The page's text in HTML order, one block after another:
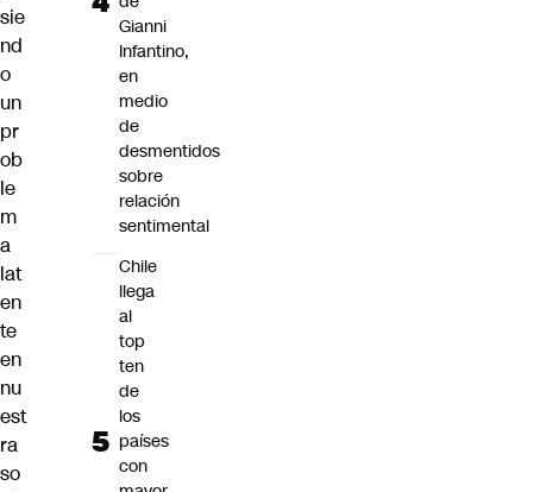
sie
nd
o
un
pr
ob
le
m
a
lat
en
te
en
nu
est
ra
so
Gianni
Infantino,
en
medio
de
desmentidos
sobre
relación
sentimental
Chile
llega
al
top
ten
de
los
países
con